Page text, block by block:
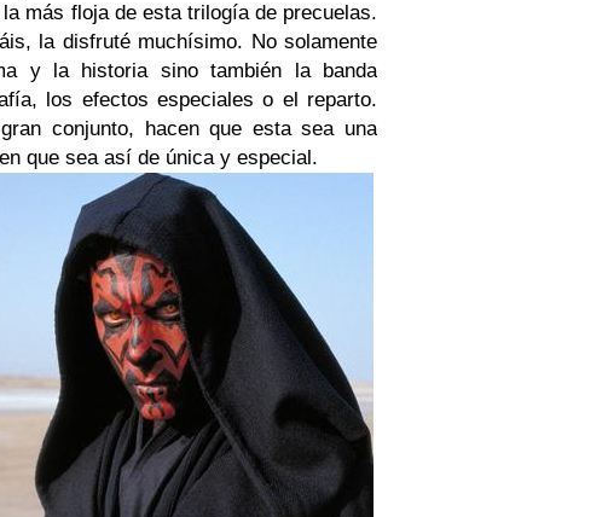
más floja de esta trilogía de precuelas.
la disfruté muchísimo. No solamente
y la historia sino también la banda
los efectos especiales o el reparto.
conjunto, hacen que esta sea una
que sea así de única y especial.